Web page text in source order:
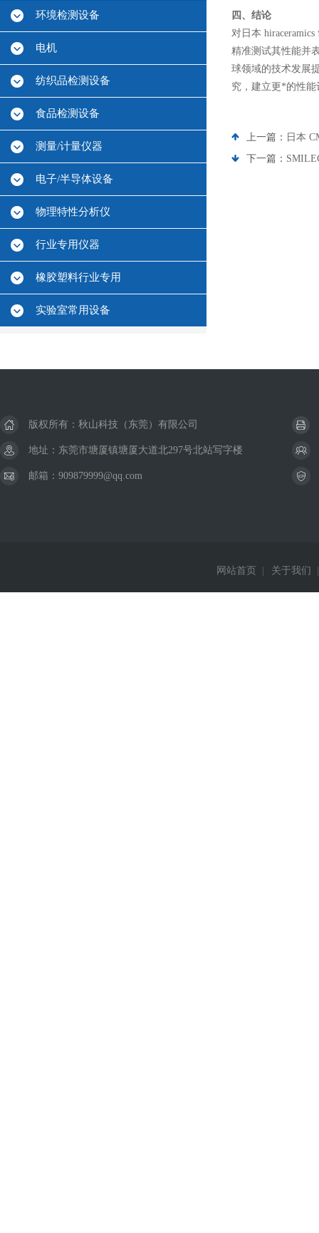
环境检测设备
电机
纺织品检测设备
食品检测设备
测量/计量仪器
电子/半导体设备
物理特性分析仪
行业专用仪器
橡胶塑料行业专用
实验室常用设备
四、结论
对日本
精准测试其性能并
球领域的技术发展
究，建立更*的性
上一篇： 日本
下一篇：
版权所有：秋山科技（东莞）有限公司
地址：东莞市塘厦镇塘厦大道北297号北站写字楼
邮箱：909879999@qq.com
网站首页 关于我们